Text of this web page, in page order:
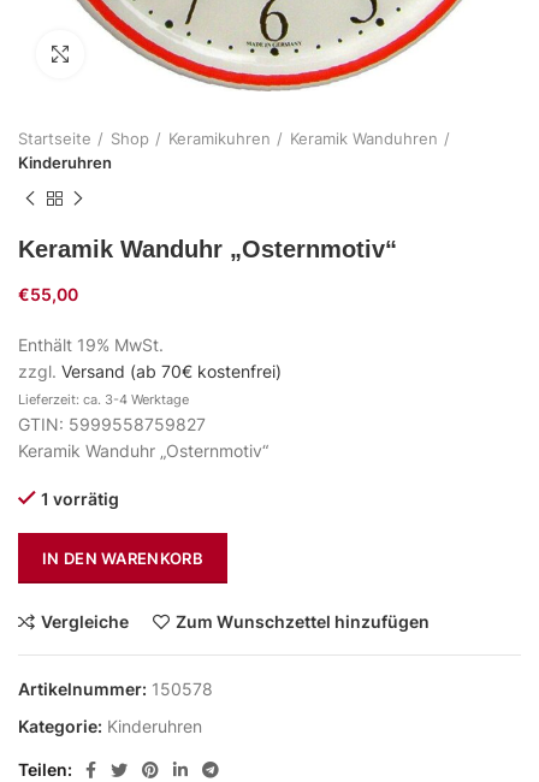
Zum Vergrößern klicken
Startseite Shop Keramikuhren
Keramik Wanduhren
Kinderuhren
Keramik Wanduhr „Osternmotiv“
€55,00
Enthält 19% MwSt.
zzgl. Versand (ab 70€ kostenfrei)
Lieferzeit: ca. 3-4 Werktage
GTIN: 5999558759827
Keramik Wanduhr „Osternmotiv“
1 vorrätig
IN DEN WARENKORB
Vergleiche Zum Wunschzettel hinzufügen
Artikelnummer: 150578
Kategorie: Kinderuhren
Teilen